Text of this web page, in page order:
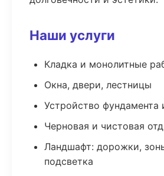
Наши услуги
Кладка и монолитные
Окна, двери, лестницы
Устройство фундамента
Черновая и чистовая
Ландшафт: дорожки,
подсветка